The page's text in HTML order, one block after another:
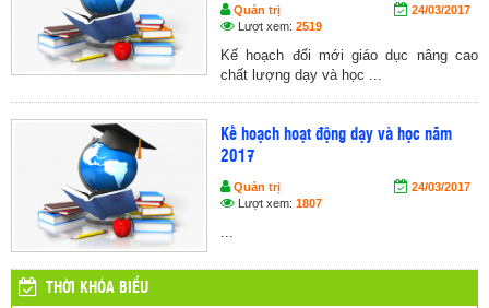
Quản trị
24/03/2017
Lượt xem: 2519
Kế hoạch đổi mới giáo dục nâng cao
chất lượng dạy và học ...
Kế hoạch hoạt động dạy và học năm
2017
Quản trị
24/03/2017
Lượt xem: 1807
THỜI KHÓA BIỂU